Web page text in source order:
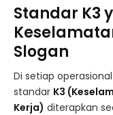
Standar K3
Slogan
Di setiap
standar K3
Kerja) diterapkan